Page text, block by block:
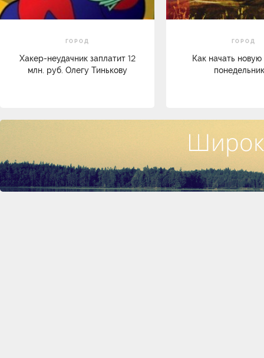
ГОРОД
Хакер-неудачник заплатит 12
млн. руб. Олегу Тинькову
ГОРОД
Как начать